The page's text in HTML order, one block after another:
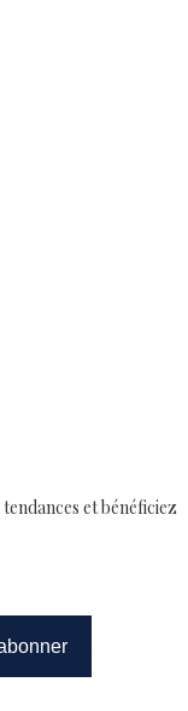
et bénéficiez